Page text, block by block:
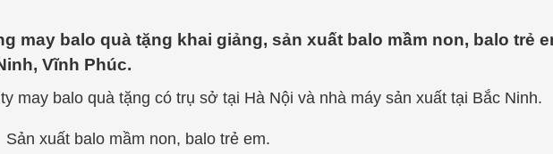
may balo quà tặng khai giảng, sản xuất balo mầm non, balo trẻ
Vĩnh Phúc.
may balo quà tặng có trụ sở tại Hà Nội và nhà máy sản xuất tại Bắc Ninh.
Sản xuất balo mầm non, balo trẻ em.